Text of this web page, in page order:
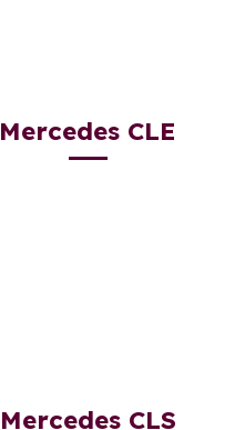
Mercedes CLE
Mercedes CLS